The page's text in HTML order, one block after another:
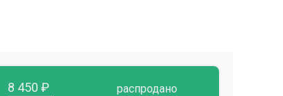
8 450 ₽ распродано